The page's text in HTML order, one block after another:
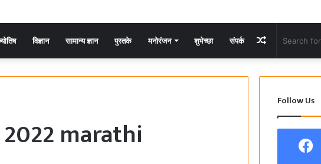
विज्ञान सामान्य ज्ञान पुस्तके मनोरंजन शुभेच्छा संपर्क Random
Article
marathi
Follow Us